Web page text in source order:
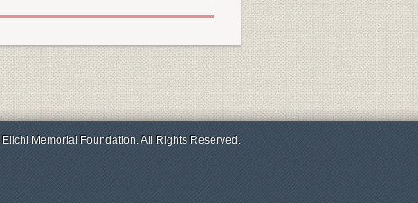
Memorial Foundation. All Rights Reserved.